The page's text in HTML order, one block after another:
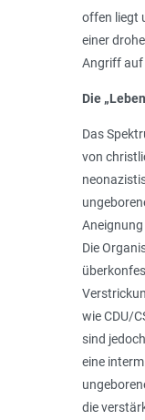
offen liegt
einer
Angriff auf
Die
Das
von
Die
wie CDU/
sind
eine
die